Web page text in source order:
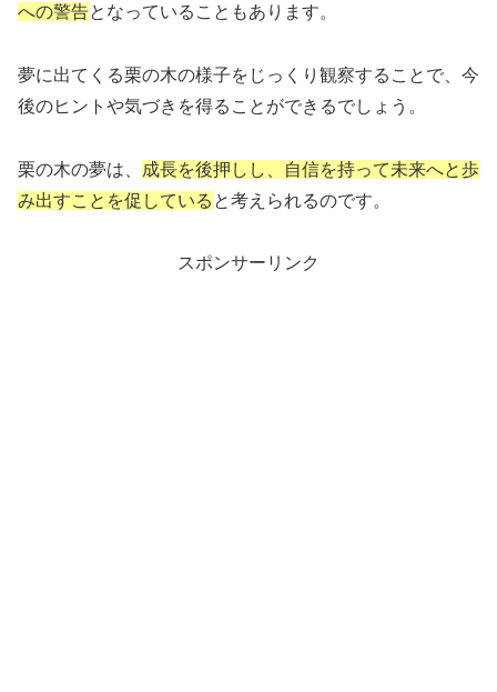
への警告となっていることもあります。
夢に出てくる栗の木の様子をじっくり観察することで、今
後のヒントや気づきを得ることができるでしょう。
栗の木の夢は、
成長を後押しし、自信を持って未来へと歩
み出すことを促している と考えられるのです。
スポンサーリンク